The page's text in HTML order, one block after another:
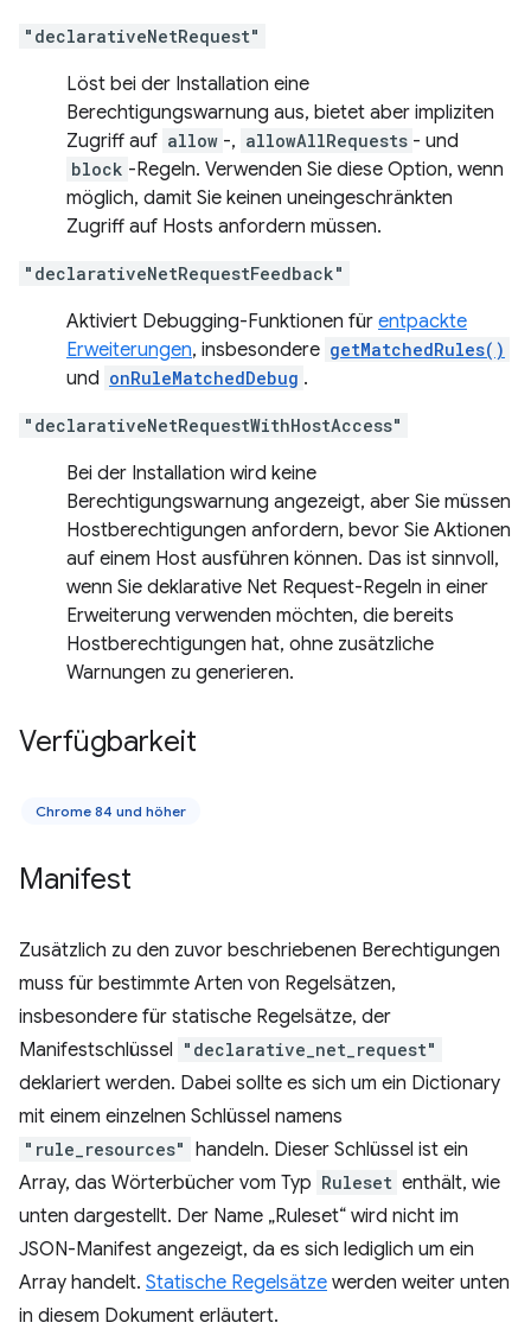
"declarativeNetRequest"
Löst bei der Installation eine
Berechtigungswarnung aus, bietet aber impliziten
Zugriff auf allow -, allowAllRequests - und
block -Regeln. Verwenden Sie diese Option, wenn
möglich, damit Sie keinen uneingeschränkten
Zugriff auf Hosts anfordern müssen.
"declarativeNetRequestFeedback"
Aktiviert Debugging-Funktionen für entpackte
Erweiterungen, insbesondere getMatchedRules()
und onRuleMatchedDebug .
"declarativeNetRequestWithHostAccess"
Bei der Installation wird keine
Berechtigungswarnung angezeigt, aber Sie müssen
Hostberechtigungen anfordern, bevor Sie Aktionen
auf einem Host ausführen können. Das ist sinnvoll,
wenn Sie deklarative Net Request-Regeln in einer
Erweiterung verwenden möchten, die bereits
Hostberechtigungen hat, ohne zusätzliche
Warnungen zu generieren.
Verfügbarkeit
Chrome 84 und höher
Manifest
Zusätzlich zu den zuvor beschriebenen Berechtigungen
muss für bestimmte Arten von Regelsätzen,
insbesondere für statische Regelsätze, der
Manifestschlüssel "declarative_net_request"
deklariert werden. Dabei sollte es sich um ein Dictionary
mit einem einzelnen Schlüssel namens
"rule_resources" handeln. Dieser Schlüssel ist ein
Array, das Wörterbücher vom Typ Ruleset enthält, wie
unten dargestellt. Der Name „Ruleset“ wird nicht im
JSON-Manifest angezeigt, da es sich lediglich um ein
Array handelt. Statische Regelsätze werden weiter unten
in diesem Dokument erläutert.